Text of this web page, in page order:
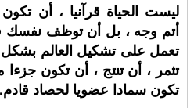
ليست الحياة قرآنيا ، أن
أتم وجه ، بل أن توظف نفسك
تعمل على تشكيل العالم
تثمر ، أن تنتج ، أن تكون
تكون سمادا عضويا لحصاد